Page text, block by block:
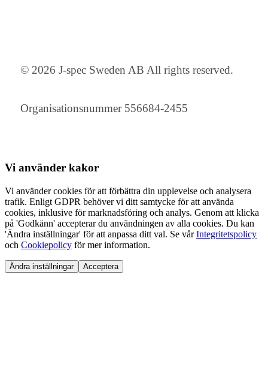
© 2026 J-spec Sweden AB All rights reserved.
Organisationsnummer 556684-2455
Vi använder kakor
Vi använder cookies för att förbättra din upplevelse och analysera
trafik. Enligt GDPR behöver vi ditt samtycke för att använda
cookies, inklusive för marknadsföring och analys. Genom att klicka
på 'Godkänn' accepterar du användningen av alla cookies. Du kan
'Ändra inställningar' för att anpassa ditt val. Se vårIntegritetspolicy
och Cookiepolicy för mer information.
Ändra inställningar Acceptera